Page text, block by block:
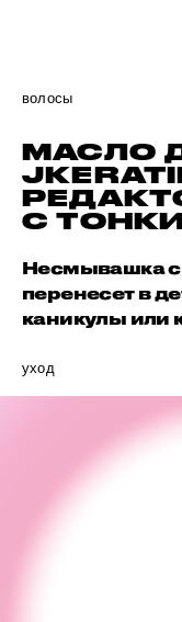
волосы
МАСЛО
С
Несмывашка с
перенесет в
каникулы или
уход